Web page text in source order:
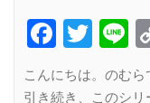
こんにちは。のむら
引き続き、このシリ